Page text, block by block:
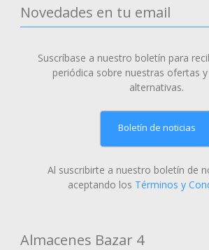
Novedades en tu email
Suscríbase a nuestro boletín para
periódica sobre nuestras ofertas
alternativas.
Boletín de noticias
Al suscribirte a nuestro boletín de
aceptando los Términos y
Almacenes Bazar 4